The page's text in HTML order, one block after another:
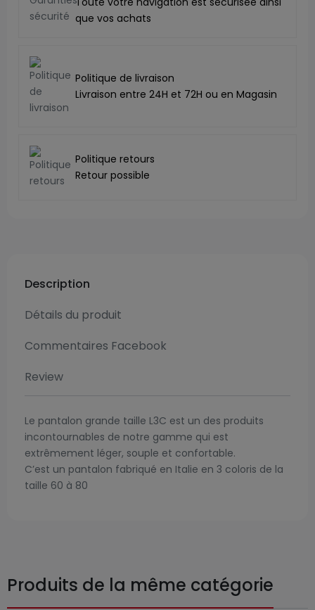
que vos achats
Politique de livraison
Livraison entre 24H et 72H ou en Magasin
Politique retours
Retour possible
Description
Détails du produit
Commentaires Facebook
Review
Le pantalon grande taille L3C est un des produits
incontournables de notre gamme qui est
extrêmement léger, souple et confortable.
C’est un pantalon fabriqué en Italie en 3 coloris de la
taille 60 à 80
Produits de la même catégorie